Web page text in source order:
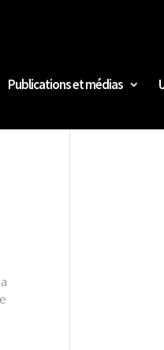
Publications et médias